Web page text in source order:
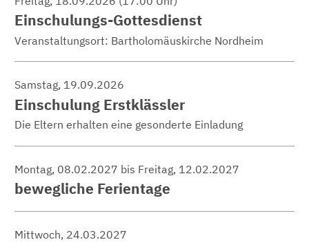
Einschulungs-Gottesdienst
Veranstaltungsort: Bartholomäuskirche Nordheim
Samstag, 19.09.2026
Einschulung Erstklässler
Die Eltern erhalten eine gesonderte Einladung
Montag, 08.02.2027 bis Freitag, 12.02.2027
bewegliche Ferientage
Mittwoch, 24.03.2027